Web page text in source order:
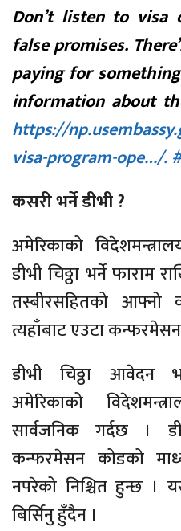
Don’t listen to visa
false promises.
paying for
information about
https://
visa-program-ope…/.
कसरी भर्ने डीभी ?
अमेरिकाको
डीभी चिठ्ठा भर्ने फाराम
तस्बीरसहितको आफ्नो
त्यहाँबाट एउटा
डीभी चिठ्ठा आवेदन
अमेरिकाको
सार्वजनिक गर्दछ ।
कन्फरमेसन कोडको
नपरेको निश्चित हुन्छ
बिर्सिनु हुँदैन ।